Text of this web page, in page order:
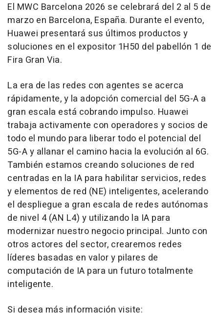
El MWC Barcelona 2026 se celebrará del 2 al 5 de
marzo en Barcelona, España. Durante el evento,
Huawei presentará sus últimos productos y
soluciones en el expositor 1H50 del pabellón 1 de
Fira Gran Via.
La era de las redes con agentes se acerca
rápidamente, y la adopción comercial del 5G-A a
gran escala está cobrando impulso. Huawei
trabaja activamente con operadores y socios de
todo el mundo para liberar todo el potencial del
5G-A y allanar el camino hacia la evolución al 6G.
También estamos creando soluciones de red
centradas en la IA para habilitar servicios, redes
y elementos de red (NE) inteligentes, acelerando
el despliegue a gran escala de redes autónomas
de nivel 4 (AN L4) y utilizando la IA para
modernizar nuestro negocio principal. Junto con
otros actores del sector, crearemos redes
líderes basadas en valor y pilares de
computación de IA para un futuro totalmente
inteligente.
Si desea más información visite: